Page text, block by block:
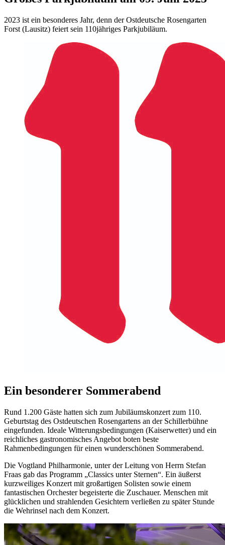
2023 ist ein besonderes Jahr, denn der Ostdeutsche Rosengarten
Forst (Lausitz) feiert sein 110jähriges Parkjubiläum.
Ein besonderer Sommerabend
Rund 1.200 Gäste hatten sich zum Jubiläumskonzert zum 110.
Geburtstag des Ostdeutschen Rosengartens an der Schillerbühne
eingefunden. Ideale Witterungsbedingungen (Kaiserwetter) und ein
reichliches gastronomisches Angebot boten beste
Rahmenbedingungen für einen wunderschönen Sommerabend.
Die Vogtland Philharmonie, unter der Leitung von Herrn Stefan
Fraas gab das Programm „Classics unter Sternen“. Ein äußerst
kurzweiliges Konzert mit großartigen Solisten sowie einem
fantastischen Orchester begeisterte die Zuschauer. Menschen mit
glücklichen und strahlenden Gesichtern verließen zu später Stunde
die Wehrinsel nach dem Konzert.